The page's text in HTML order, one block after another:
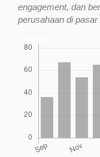
engagement, dan
perusahaan di pasar